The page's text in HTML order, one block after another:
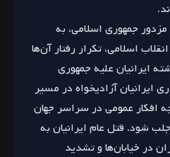
مزدور جمهوری اسلامی، به
اسلامی، تکرار رفتار آن‌ها
ایرانیان علیه جمهوری
ایرانیان آزادیخواه در مسیر
افکار عمومی در سراسر جهان
شود. قتل عام ایرانیان به
در خیابان‌ها و تشدید